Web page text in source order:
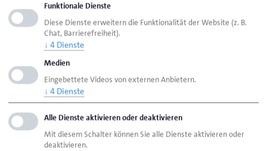
Seite aktualisiert am 29. Juli 2026
HWK Lübeck
in alphabetischer Reihenfolge
Saß, Michael
Handwerkskammer Lübeck
Breite Str. 10/12
23552 Lübeck
Funktionale Dienste
Diese Dienste erweitern die Funktionalität der Website (z. B.
Chat, Barrierefreiheit).
↓ 4 Dienste
Medien
Eingebettete Videos von externen Anbietern.
↓ 4 Dienste
Alle Dienste aktivieren oder deaktivieren
Mit diesem Schalter können Sie alle Dienste aktivieren oder
deaktivieren.